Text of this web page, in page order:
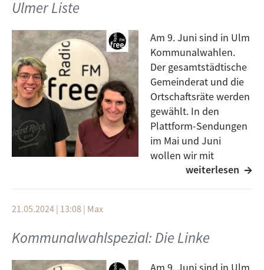
Ulmer Liste
Am 9. Juni sind in Ulm
Kommunalwahlen.
Der gesamtstädtische
Gemeinderat und die
Ortschaftsräte werden
gewählt. In den
Plattform-Sendungen
im Mai und Juni
wollen wir mit
Personen ins Gespräch
Gast. Sie kandidieren für die Junge Ulmer Liste. Was
ihre Ideen und Schwerpunkte für die kommenden
fünf Jahre Ulmer Kommunalpolitik sind, hört ihr in
der Plattform.
weiterlesen
21.05.2024 | 13:08 | Max
Kommunalwahlspezial: Die Linke